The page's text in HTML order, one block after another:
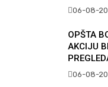
06-08-
OPŠTA
AKCIJU
06-08-